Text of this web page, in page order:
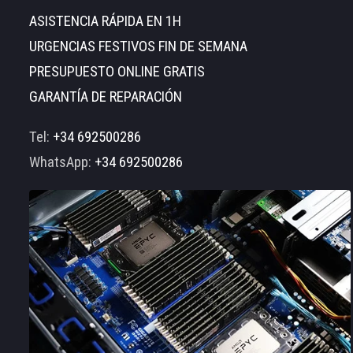
ASISTENCIA RÁPIDA EN 1H
URGENCIAS FESTIVOS FIN DE SEMANA
PRESUPUESTO ONLINE GRATIS
GARANTÍA DE REPARACIÓN
Tel: +34 692500286
WhatsApp: +34 692500286